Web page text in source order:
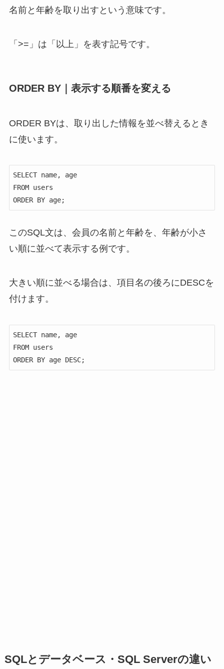
名前と年齢を取り出すという意味です。
「>=」は「以上」を表す記号です。
ORDER BY｜表示する順番を変える
ORDER BYは、取り出した情報を並べ替えるとき
に使います。
SELECT name, age
FROM users
ORDER BY age;
このSQL文は、会員の名前と年齢を、年齢が小さ
い順に並べて表示する例です。
大きい順に並べる場合は、項目名の後ろにDESCを
付けます。
SELECT name, age
FROM users
ORDER BY age DESC;
SQLとデータベース・SQL Serverの違い